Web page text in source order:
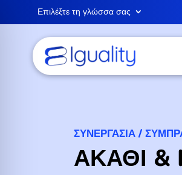
Επιλέξτε τη γλώσσα σας
ΣΥΝΕΡΓΑΣΊΑ /
ΑΚΑΘΙ &